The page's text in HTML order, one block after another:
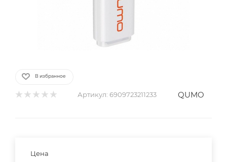
В избранное
Артикул: 6909723211233 QUMO
Цена